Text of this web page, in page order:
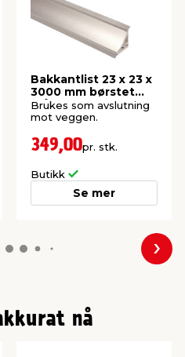
Bakkantlist 23 x 23 x
3000 mm børstet
stål
Brukes som avslutning
mot veggen.
349,00pr. stk.
Butikk
Se mer
nå